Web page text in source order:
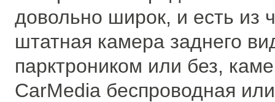
довольно широк, и есть из
штатная камера заднего
парктроником или без,
CarMedia беспроводная или